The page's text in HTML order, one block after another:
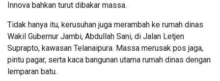
Innova bahkan turut dibakar massa.
Tidak hanya itu, kerusuhan juga merambah ke rumah dinas
Wakil Gubernur Jambi, Abdullah Sani, di Jalan Letjen
Suprapto, kawasan Telanaipura. Massa merusak pos jaga,
pintu pagar, serta kaca bangunan utama rumah dinas dengan
lemparan batu.